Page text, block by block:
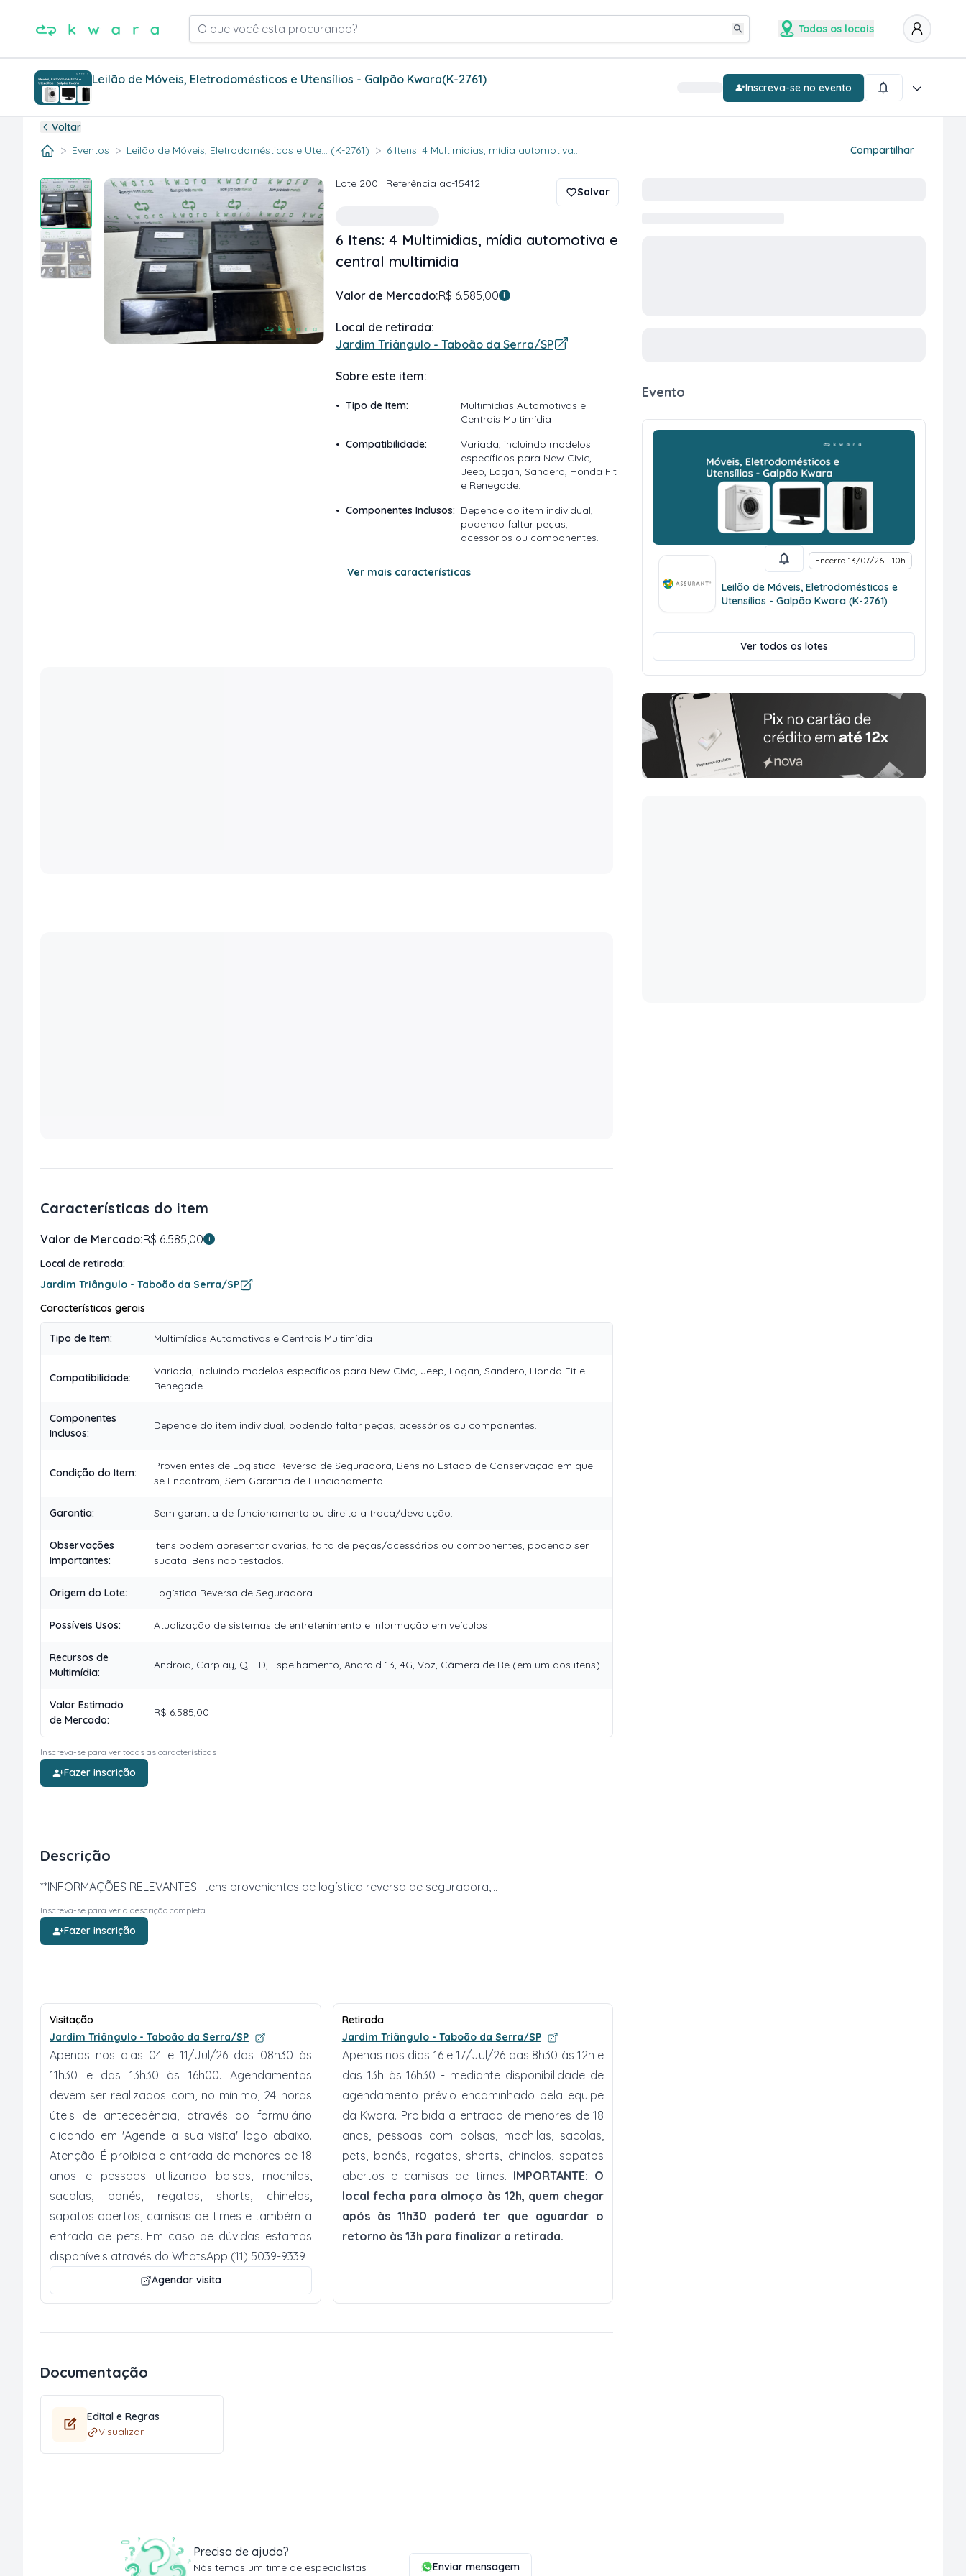
O que você esta procurando? Todos os locais
Leilão de Móveis, Eletrodomésticos e Utensílios - Galpão Kwara(K-2761)
Inscreva-se no evento
Voltar
> Eventos > Leilão de Móveis, Eletrodomésticos e Ute... (K-2761) > 6 Itens: 4 Multimidias, mídia automotiva... Compartilhar
Lote 200 | Referência ac-15412
Salvar
6 Itens: 4 Multimidias, mídia automotiva e
central multimidia
Valor de Mercado:R$ 6.585,00 i
Local de retirada:
Jardim Triângulo - Taboão da Serra/SP
Sobre este item:
• Tipo de Item:
Multimídias Automotivas e
Centrais Multimídia
• Compatibilidade:
Variada, incluindo modelos
específicos para New Civic,
Jeep, Logan, Sandero, Honda Fit
e Renegade.
• Componentes Inclusos: Depende do item individual,
podendo faltar peças,
acessórios ou componentes.
Ver mais características
Evento
Encerra 13/07/26 - 10h
Leilão de Móveis, Eletrodomésticos e
Utensílios - Galpão Kwara (K-2761)
Ver todos os lotes
Características do item
Valor de Mercado:R$ 6.585,00 i
Local de retirada:
Jardim Triângulo - Taboão da Serra/SP
Características gerais
Tipo de Item: Multimídias Automotivas e Centrais Multimídia
Compatibilidade:
Variada, incluindo modelos específicos para New Civic, Jeep, Logan, Sandero, Honda Fit e
Renegade.
Componentes
Inclusos:
Depende do item individual, podendo faltar peças, acessórios ou componentes.
Condição do Item:
Provenientes de Logística Reversa de Seguradora, Bens no Estado de Conservação em que
se Encontram, Sem Garantia de Funcionamento
Garantia: Sem garantia de funcionamento ou direito a troca/devolução.
Observações
Importantes:
Itens podem apresentar avarias, falta de peças/acessórios ou componentes, podendo ser
sucata. Bens não testados.
Origem do Lote: Logística Reversa de Seguradora
Possíveis Usos: Atualização de sistemas de entretenimento e informação em veículos
Recursos de
Multimídia:
Android, Carplay, QLED, Espelhamento, Android 13, 4G, Voz, Câmera de Ré (em um dos itens).
Valor Estimado
de Mercado:
R$ 6.585,00
Inscreva-se para ver todas as características
Fazer inscrição
Descrição
**INFORMAÇÕES RELEVANTES: Itens provenientes de logística reversa de seguradora,...
Inscreva-se para ver a descrição completa
Fazer inscrição
Visitação
Jardim Triângulo - Taboão da Serra/SP
Apenas nos dias 04 e 11/Jul/26 das 08h30 às
11h30 e das 13h30 às 16h00. Agendamentos
devem ser realizados com, no mínimo, 24 horas
úteis de antecedência, através do formulário
clicando em 'Agende a sua visita' logo abaixo.
Atenção: É proibida a entrada de menores de 18
anos e pessoas utilizando bolsas, mochilas,
sacolas, bonés, regatas, shorts, chinelos,
sapatos abertos, camisas de times e também a
entrada de pets. Em caso de dúvidas estamos
disponíveis através do WhatsApp (11) 5039-9339
Agendar visita
Retirada
Jardim Triângulo - Taboão da Serra/SP
Apenas nos dias 16 e 17/Jul/26 das 8h30 às 12h e
das 13h às 16h30 - mediante disponibilidade de
agendamento prévio encaminhado pela equipe
da Kwara. Proibida a entrada de menores de 18
anos, pessoas com bolsas, mochilas, sacolas,
pets, bonés, regatas, shorts, chinelos, sapatos
abertos e camisas de times. IMPORTANTE: O
local fecha para almoço às 12h, quem chegar
após às 11h30 poderá ter que aguardar o
retorno às 13h para finalizar a retirada.
Documentação
Edital e Regras
Visualizar
Precisa de ajuda?
Nós temos um time de especialistas Enviar mensagem